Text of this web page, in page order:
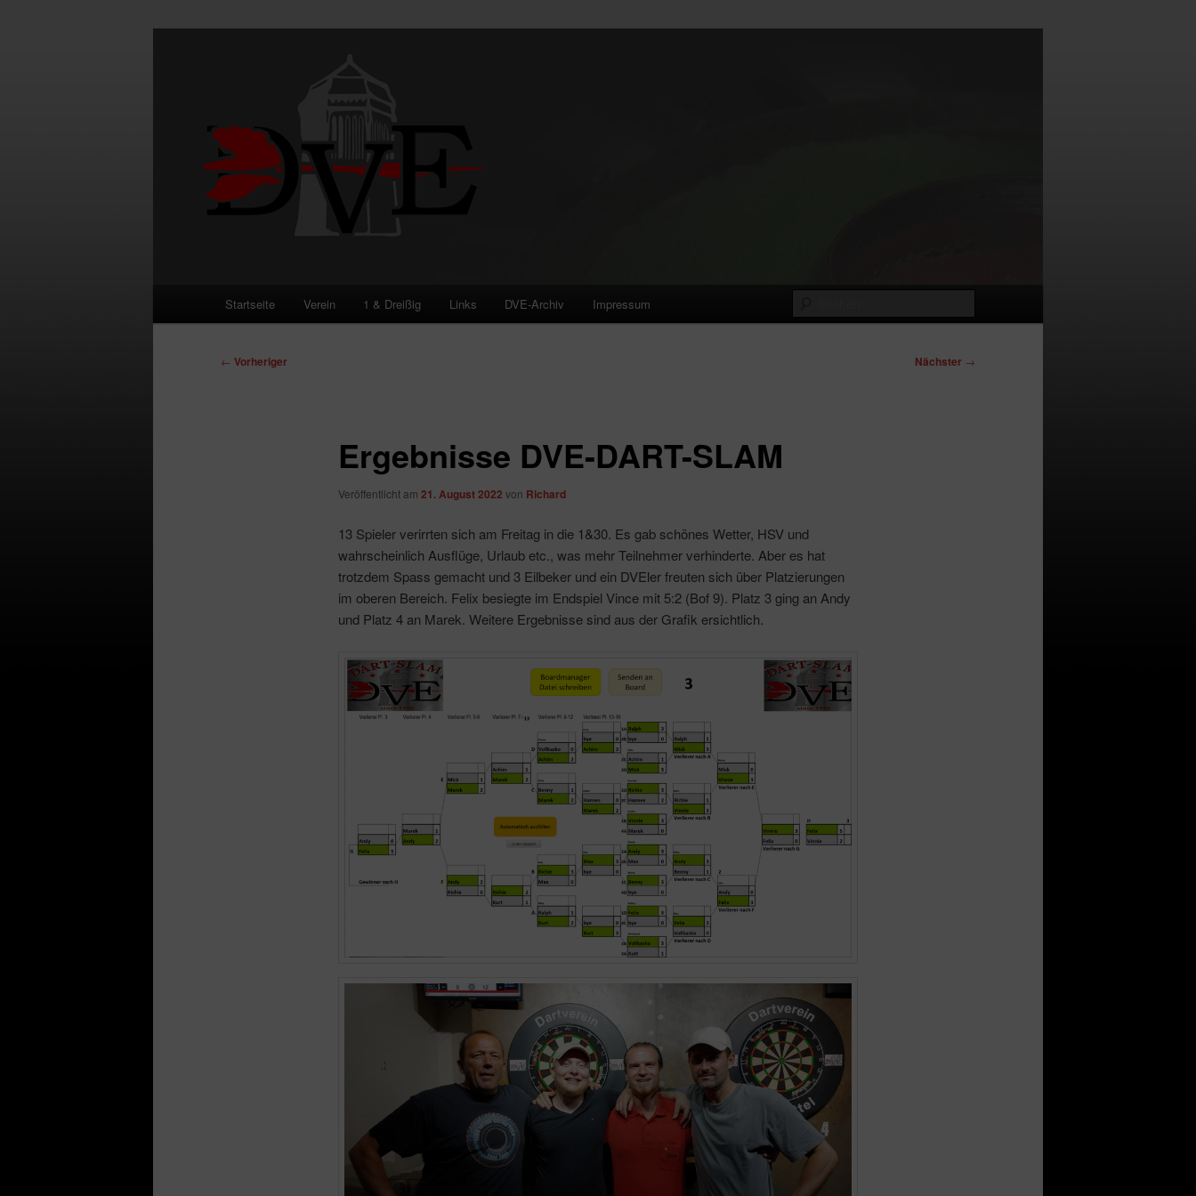
Startseite Verein 1 & Dreißig Links DVE-Archiv Impressum
Beitragsnavigation
← Vorheriger Nächster →
Ergebnisse DVE-DART-SLAM
Veröffentlicht am 21. August 2022 von Richard
13 Spieler verirrten sich am Freitag in die 1&30. Es gab schönes Wetter, HSV und
wahrscheinlich Ausflüge, Urlaub etc., was mehr Teilnehmer verhinderte. Aber es hat
trotzdem Spass gemacht und 3 Eilbeker und ein DVEler freuten sich über Platzierungen
im oberen Bereich. Felix besiegte im Endspiel Vince mit 5:2 (Bof 9). Platz 3 ging an Andy
und Platz 4 an Marek. Weitere Ergebnisse sind aus der Grafik ersichtlich.